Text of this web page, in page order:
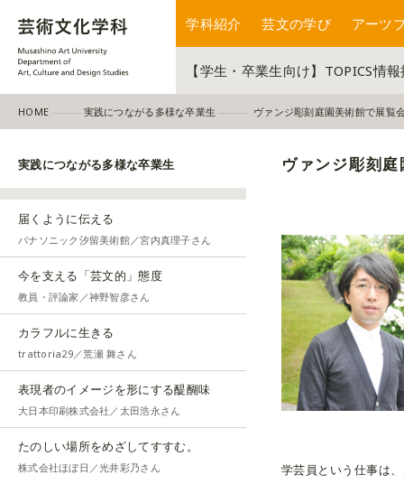
学科紹介 芸文の学び アーツ
【学生・卒業生向け】TOPICS情
HOME 実践につながる多様な卒業生 ヴァンジ彫刻庭園美術館で展覧
ヴァンジ彫刻
学芸員という仕事は
実践につながる多様な卒業生
届くように伝える
パナソニック汐留美術館／宮内真理子さん
今を支える「芸文的」態度
教員・評論家／神野智彦さん
カラフルに生きる
trattoria29／荒瀬 舞さん
表現者のイメージを形にする醍醐味
大日本印刷株式会社／太田浩永さん
たのしい場所をめざしてすすむ。
株式会社ほぼ日／光井彩乃さん